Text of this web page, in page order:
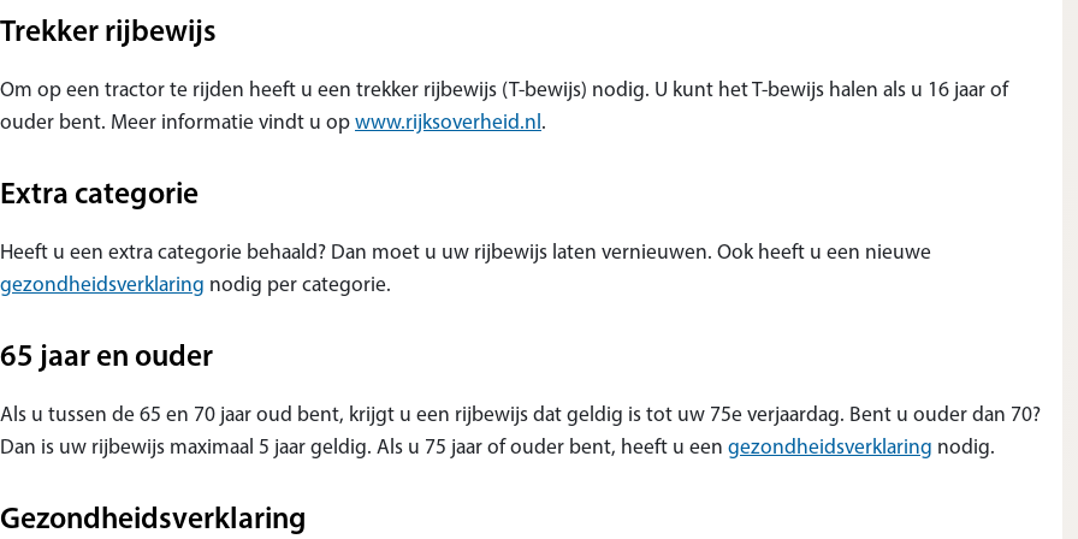
Trekker rijbewijs
Om op een tractor te rijden heeft u een trekker rijbewijs (T-bewijs) nodig. U kunt het T-bewijs halen als u 16 jaar of
ouder bent. Meer informatie vindt u opwww.rijksoverheid.nl.
Extra categorie
Heeft u een extra categorie behaald? Dan moet u uw rijbewijs laten vernieuwen. Ook heeft u een nieuwe
gezondheidsverklaring (opent in nieuw tabblad)
nodig per categorie.
65 jaar en ouder
Als u tussen de 65 en 70 jaar oud bent, krijgt u een rijbewijs dat geldig is tot uw 75e verjaardag. Bent u ouder dan 70?
Dan is uw rijbewijs maximaal 5 jaar geldig. Als u 75 jaar of ouder bent, heeft u een gezondheidsverklaring (opent in
nodig.
Gezondheidsverklaring